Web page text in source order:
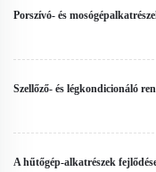
Porszívó- és
Szellőző- és légkondicionáló
A hűtőgép-alkatrészek